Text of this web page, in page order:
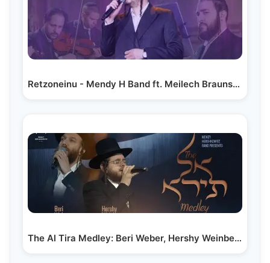
Retzoneinu - Mendy H Band ft. Meilech Braunstein &…
The Al Tira Medley: Beri Weber, Hershy Weinberger &…